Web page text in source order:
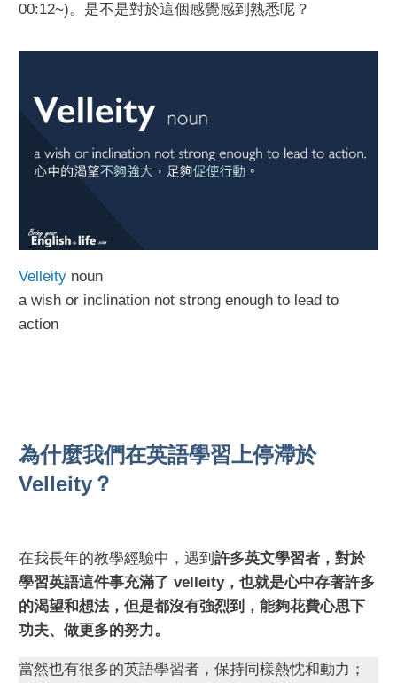
00:12~)。是不是對於這個感覺感到熟悉呢？
Velleity noun
a wish or inclination not strong enough to lead to
action
為什麼我們在英語學習上停滯於
Velleity？
在我長年的教學經驗中，遇到 許多英文學習者，對於
學習英語這件事充滿了 velleity，也就是心中存著許多
的渴望和想法，但是都沒有強烈到，能夠花費心思下
功夫、做更多的努力。
當然也有很多的英語學習者，保持同樣熱忱和動力；